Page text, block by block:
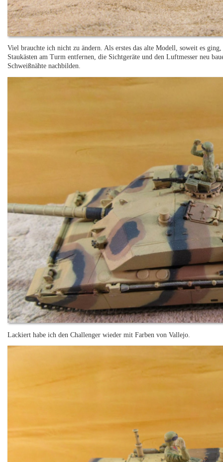
Viel brauchte ich nicht zu ändern. Als erstes das alte Modell, soweit es
Staukästen am Turm entfernen, die Sichtgeräte und den Luftmesser neu
Schweißnähte nachbilden.
Lackiert habe ich den Challenger wieder mit Farben von Vallejo.